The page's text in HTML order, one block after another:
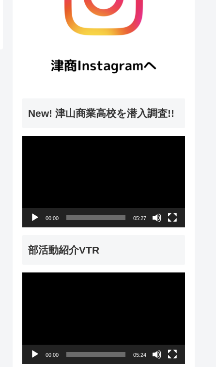
New! 津山商業高校を潜入調査!!
00:00 05:27
部活動紹介VTR
00:00 05:24